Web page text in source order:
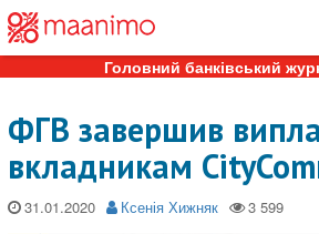
Головний банківський
ФГВ завершив
вкладникам
31.01.2020 Ксенія Хижняк